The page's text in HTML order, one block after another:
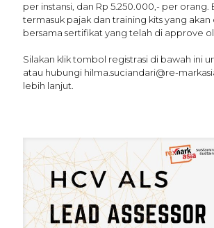
per instansi, dan Rp 5.250.000,- per orang.
termasuk pajak dan training kits yang akan
bersama sertifikat yang telah di approve
Silakan klik tombol registrasi di bawah ini
atau hubungi hilma.suciandari@re-
lebih lanjut.